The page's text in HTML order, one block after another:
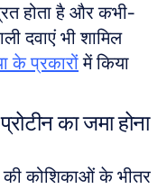
होता है और कभी-
दवाएं भी शामिल
के प्रकारों में किया
का जमा होना
की कोशिकाओं के भीतर